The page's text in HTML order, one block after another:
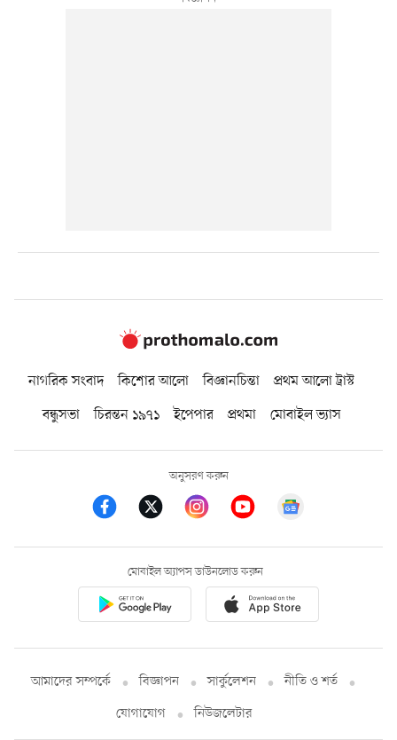
নাগরিক সংবাদ কিশোর আলো বিজ্ঞানচিন্তা
প্রথম আলো ট্রাস্ট
বন্ধুসভা
চিরন্তন ১৯৭১ ইপেপার প্রথমা মোবাইল ভ্যাস
অনুসরণ করুন
মোবাইল অ্যাপস ডাউনলোড করুন
আমাদের সম্পর্কে বিজ্ঞাপন সার্কুলেশন
নীতি ও শর্ত
যোগাযোগ
নিউজলেটার